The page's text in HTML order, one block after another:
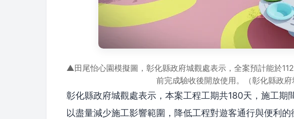
▲田尾怡心園模擬圖，彰化縣政府城觀處表示，全案預計能於
前完成驗收後開放使用。（彰化縣政府
彰化縣政府城觀處表示，本案工程工期共180天，施工期
以盡量減少施工影響範圍，降低工程對遊客通行與便利